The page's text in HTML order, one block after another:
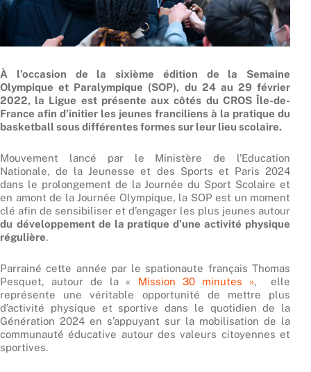
À l’occasion de la sixième édition de la Semaine
Olympique et Paralympique (SOP), du 24 au 29 février
2022, la Ligue est présente aux côtés du CROS Île-de-
France afin d’initier les jeunes franciliens à la pratique du
basketball sous différentes formes sur leur lieu scolaire.
Mouvement lancé par le Ministère de l’Education
Nationale, de la Jeunesse et des Sports et Paris 2024
dans le prolongement de la Journée du Sport Scolaire et
en amont de la Journée Olympique, la SOP est un moment
clé afin de sensibiliser et d’engager les plus jeunes autour
du développement de la pratique d’une activité physique
régulière.
Parrainé cette année par le spationaute français Thomas
Pesquet, autour de la « Mission 30 minutes », elle
représente une véritable opportunité de mettre plus
d’activité physique et sportive dans le quotidien de la
Génération 2024 en s’appuyant sur la mobilisation de la
communauté éducative autour des valeurs citoyennes et
sportives.